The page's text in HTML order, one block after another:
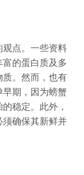
观点。一些资料
的蛋白质及多
质。然而，也有
期，因为螃蟹
稳定。此外，
须确保其新鲜并